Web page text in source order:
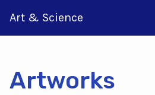
Art & Science
Artworks